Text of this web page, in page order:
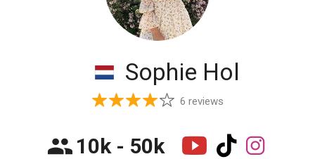
Sophie Hol
6 reviews
10k - 50k